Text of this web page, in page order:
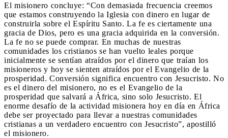
El misionero concluye: “Con demasiada frecuencia creemos
que estamos construyendo la Iglesia con dinero en lugar de
construirla sobre el Espíritu Santo. La fe es ciertamente una
gracia de Dios, pero es una gracia adquirida en la conversión.
La fe no se puede comprar. En muchas de nuestras
comunidades los cristianos se han vuelto leales porque
inicialmente se sentían atraídos por el dinero que traían los
misioneros y hoy se sienten atraídos por el Evangelio de la
prosperidad. Conversión significa encuentro con Jesucristo. No
es el dinero del misionero, no es el Evangelio de la
prosperidad que salvará a África, sino solo Jesucristo. El
enorme desafío de la actividad misionera hoy en día en África
debe ser proyectado para llevar a nuestras comunidades
cristianas a un verdadero encuentro con Jesucristo”, apostilló
el misionero.